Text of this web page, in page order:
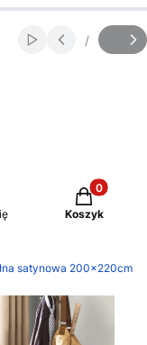
Włącz Slajd
/
z
Produkty
Koszyk
satynowa 200x220cm